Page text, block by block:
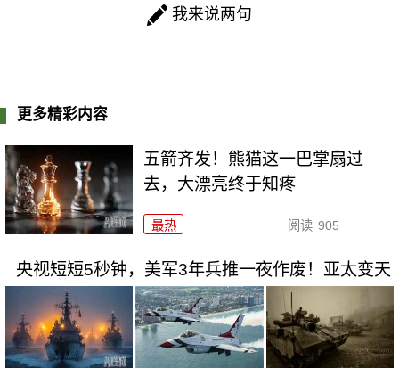
我来说两句
更多精彩内容
五箭齐发！熊猫这一巴掌扇过
去，大漂亮终于知疼
最热 阅读 905
央视短短5秒钟，美军3年兵推一夜作废！亚太变天